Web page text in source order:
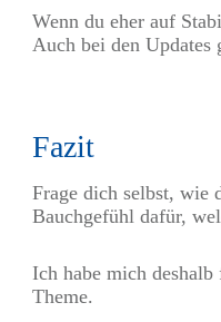
Wenn du eher auf
Auch bei den
Fazit
Frage dich selbst, wie
Bauchgefühl dafür,
Ich habe mich
Theme.